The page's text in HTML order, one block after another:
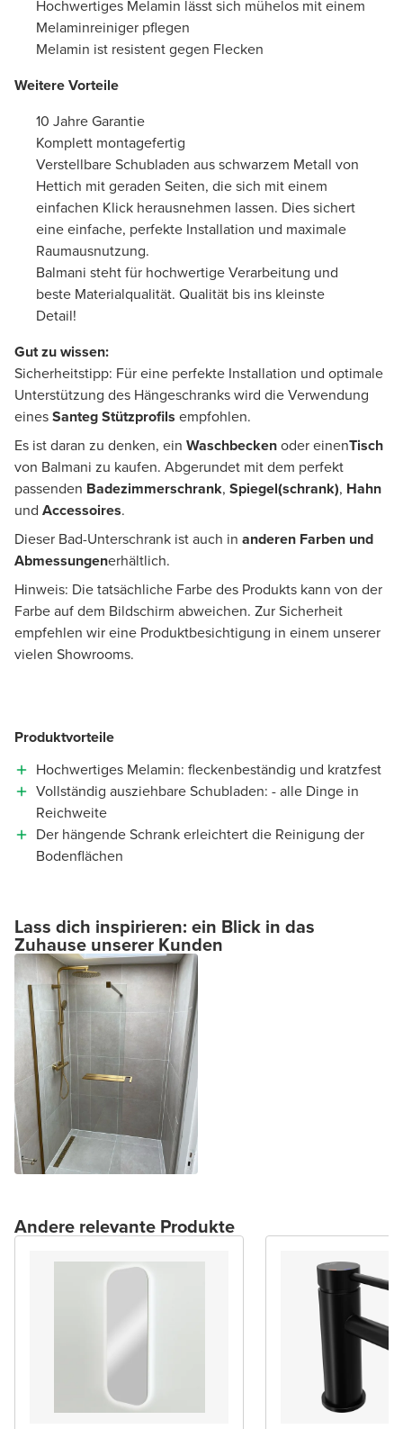
Hochwertiges Melamin lässt sich mühelos mit einem
Melaminreiniger pflegen
Melamin ist resistent gegen Flecken
Weitere Vorteile
10 Jahre Garantie
Komplett montagefertig
Verstellbare Schubladen aus schwarzem Metall von
Hettich mit geraden Seiten, die sich mit einem
einfachen Klick herausnehmen lassen. Dies sichert
eine einfache, perfekte Installation und maximale
Raumausnutzung.
Balmani steht für hochwertige Verarbeitung und
beste Materialqualität. Qualität bis ins kleinste
Detail!
Gut zu wissen:
Sicherheitstipp: Für eine perfekte Installation und optimale
Unterstützung des Hängeschranks wird die Verwendung
einesSanteg Stützprofils empfohlen.
Es ist daran zu denken, ein Waschbeckenoder einenTisch
von Balmani zu kaufen. Abgerundet mit dem perfekt
passenden Badezimmerschrank, Spiegel(schrank), Hahn
und Accessoires.
Dieser Bad-Unterschrank ist auch in anderen Farben und
Abmessungenerhältlich.
Hinweis: Die tatsächliche Farbe des Produkts kann von der
Farbe auf dem Bildschirm abweichen. Zur Sicherheit
empfehlen wir eine Produktbesichtigung in einem unserer
vielen Showrooms.
Produktvorteile
Hochwertiges Melamin: fleckenbeständig und kratzfest
Vollständig ausziehbare Schubladen: - alle Dinge in
Reichweite
Der hängende Schrank erleichtert die Reinigung der
Bodenflächen
Lass dich inspirieren: ein Blick in das
Zuhause unserer Kunden
Andere relevante Produkte